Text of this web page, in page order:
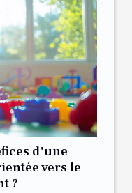
d'une
vers le
?